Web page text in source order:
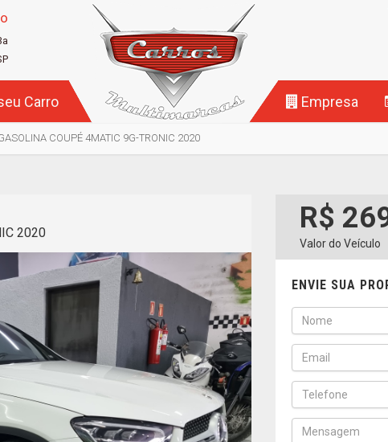
Carro Empresa
COUPÉ 4MATIC 9G-TRONIC 2020
2020 R$
Valor do Veículo
ENVIE SUA